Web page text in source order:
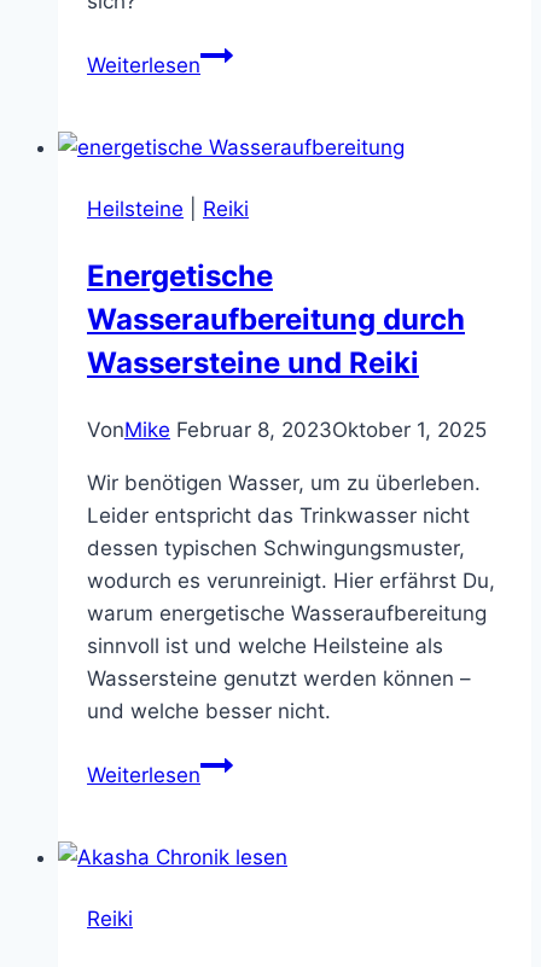
WeiterlesenFernheilung
Symbole:
mit
2.
Reiki
Grad
Okuden
Heilsteine Reiki
Energetische
Wasseraufbereitung durch
Wassersteine und Reiki
VonMike Februar 8, 2023Oktober 1, 2025
Wir benötigen Wasser, um zu überleben.
Leider entspricht das Trinkwasser nicht
dessen typischen Schwingungsmuster,
wodurch es verunreinigt. Hier erfährst Du,
warum energetische Wasseraufbereitung
sinnvoll ist und welche Heilsteine als
Wassersteine genutzt werden können –
und welche besser nicht.
WeiterlesenEnergetische
Wassersteine
Reiki